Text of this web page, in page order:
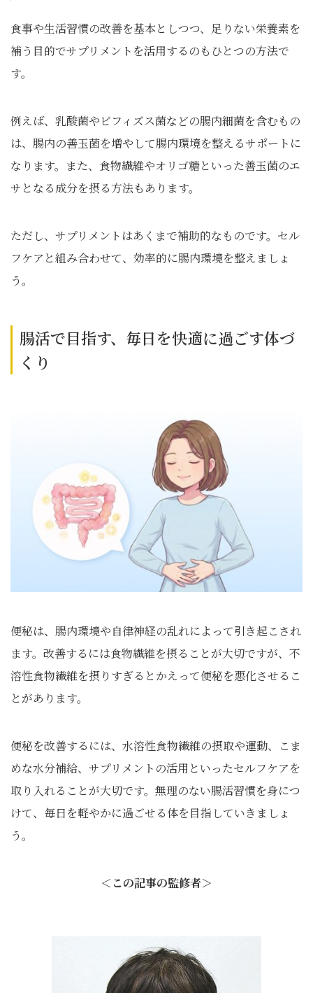
食事や生活習慣の改善を基本としつつ、足りない栄養素を
補う目的でサプリメントを活用するのもひとつの方法で
す。
例えば、乳酸菌やビフィズス菌などの腸内細菌を含むもの
は、腸内の善玉菌を増やして腸内環境を整えるサポートに
なります。また、食物繊維やオリゴ糖といった善玉菌のエ
サとなる成分を摂る方法もあります。
ただし、サプリメントはあくまで補助的なものです。セル
フケアと組み合わせて、効率的に腸内環境を整えましょ
う。
腸活で目指す、毎日を快適に過ごす体づ
くり
便秘は、腸内環境や自律神経の乱れによって引き起こされ
ます。改善するには食物繊維を摂ることが大切ですが、不
溶性食物繊維を摂りすぎるとかえって便秘を悪化させるこ
とがあります。
便秘を改善するには、水溶性食物繊維の摂取や運動、こま
めな水分補給、サプリメントの活用といったセルフケアを
取り入れることが大切です。無理のない腸活習慣を身につ
けて、毎日を軽やかに過ごせる体を目指していきましょ
う。
＜ この記事の監修者＞